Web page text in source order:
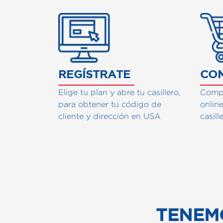
Cómo
REGÍSTRATE
Elige tu plan y abre tu casillero,
para obtener tu código de
cliente y dirección en USA